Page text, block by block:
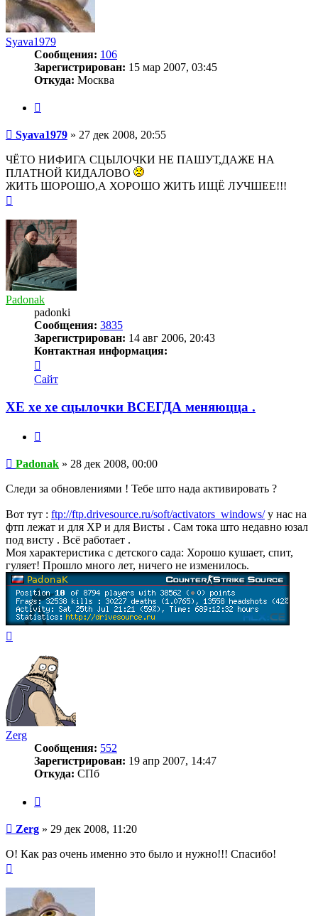
Syava1979
Сообщения: 106
Зарегистрирован: 15 мар 2007, 03:45
Откуда: Москва
Сообщение
Syava1979 » 27 дек 2008, 20:55
ЧЁТО НИФИГА СЦЫЛОЧКИ НЕ ПАШУТ,ДАЖЕ НА
ПЛАТНОЙ КИДАЛОВО
ЖИТЬ ШОРОШО,А ХОРОШО ЖИТЬ ИЩЁ ЛУЧШЕЕ!!!
началу
Padonak
padonki
Сообщения: 3835
Зарегистрирован: 14 авг 2006, 20:43
Контактная информация:
информация
пользователя
Сайт
ХЕ хе хе сцылочки ВСЕГДА меняюцца .
Сообщение
Padonak » 28 дек 2008, 00:00
Следи за обновлениями ! Тебе што нада активировать ?
Вот тут : ftp://ftp.drivesource.ru/soft/activators_windows/у нас на
фтп лежат и для ХР и для Висты . Сам тока што недавно юзал
под висту . Всё работает .
Моя характеристика с детского сада: Хорошо кушает, спит,
гуляет! Прошло много лет, ничего не изменилось.
началу
Zerg
Сообщения: 552
Зарегистрирован: 19 апр 2007, 14:47
Откуда: СПб
Сообщение
Zerg » 29 дек 2008, 11:20
О! Как раз очень именно это было и нужно!!! Спасибо!
началу